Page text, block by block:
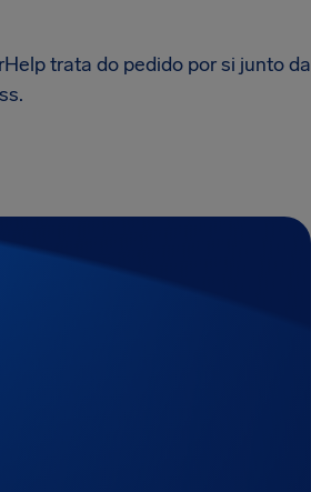
trata do pedido por si junto da